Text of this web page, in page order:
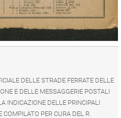
DELLE STRADE FERRATE DELLE
E DELLE MESSAGGERIE POSTALI
INDICAZIONE DELLE PRINCIPALI
COMPILATO PER CURA DEL R.